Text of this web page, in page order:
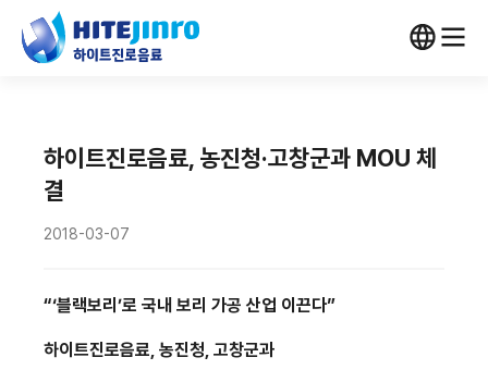
하이트진로음료, 농진청·고창군과 MOU 체
결
2018-03-07
“‘블랙보리’로 국내 보리 가공 산업 이끈다”
하이트진로음료, 농진청, 고창군과